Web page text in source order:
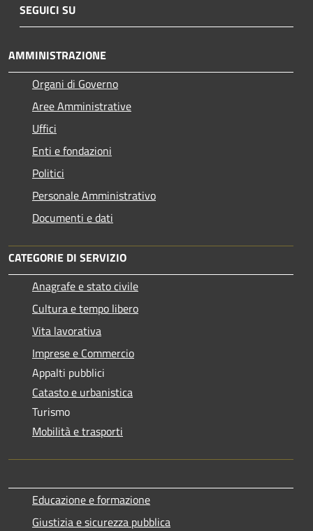
SEGUICI SU
AMMINISTRAZIONE
Organi di Governo
Aree Amministrative
Uffici
Enti e fondazioni
Politici
Personale Amministrativo
Documenti e dati
CATEGORIE DI SERVIZIO
Anagrafe e stato civile
Cultura e tempo libero
Vita lavorativa
Imprese e Commercio
Appalti pubblici
Catasto e urbanistica
Turismo
Mobilità e trasporti
Educazione e formazione
Giustizia e sicurezza pubblica